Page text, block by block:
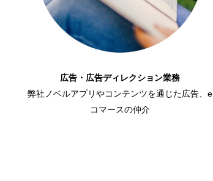
広告・広告ディレクション業務
弊社ノベルアプリやコンテンツを通じた広告、e
コマースの仲介